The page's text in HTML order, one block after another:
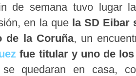
de semana tuvo lugar
en la quela SD Eibar
de la Coruña, un
fue titular y uno de
quedaran en casa,